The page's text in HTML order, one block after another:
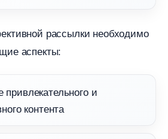
рассылки необходимо
аспекты:
привлекательного и
контента